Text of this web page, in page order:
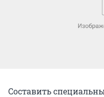
Составить